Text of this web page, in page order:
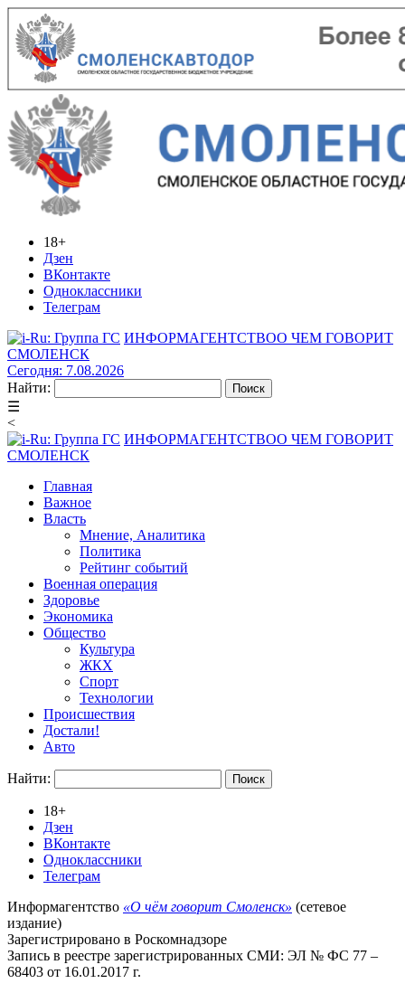
18+
Дзен
ВКонтакте
Одноклассники
Телеграм
ИНФОРМАГЕНТСТВОО ЧЕМ ГОВОРИТ
СМОЛЕНСК
Сегодня: 7.08.2026
Найти:
☰
<
ИНФОРМАГЕНТСТВОО ЧЕМ ГОВОРИТ
СМОЛЕНСК
Главная
Важное
Власть
Мнение, Аналитика
Политика
Рейтинг событий
Военная операция
Здоровье
Экономика
Общество
Культура
ЖКХ
Спорт
Технологии
Происшествия
Достали!
Авто
Найти:
18+
Дзен
ВКонтакте
Одноклассники
Телеграм
Информагентство «О чём говорит Смоленск» (сетевое
издание)
Зарегистрировано в Роскомнадзоре
Запись в реестре зарегистрированных СМИ: ЭЛ № ФС 77 –
68403 от 16.01.2017 г.